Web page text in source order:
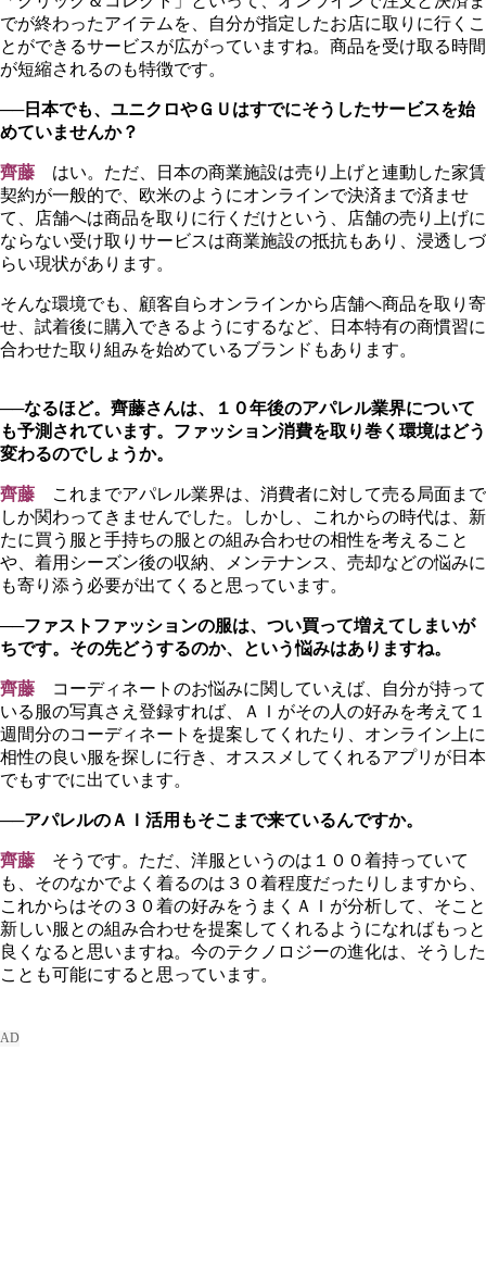
でが終わったアイテムを、自分が指定したお店に取りに行くこ
とができるサービスが広がっていますね。商品を受け取る時間
が短縮されるのも特徴です。
──日本でも、ユニクロやＧＵはすでにそうしたサービスを始
めていませんか？
齊藤 はい。ただ、日本の商業施設は売り上げと連動した家賃
契約が一般的で、欧米のようにオンラインで決済まで済ませ
て、店舗へは商品を取りに行くだけという、店舗の売り上げに
ならない受け取りサービスは商業施設の抵抗もあり、浸透しづ
らい現状があります。
そんな環境でも、顧客自らオンラインから店舗へ商品を取り寄
せ、試着後に購入できるようにするなど、日本特有の商慣習に
合わせた取り組みを始めているブランドもあります。
──なるほど。齊藤さんは、１０年後のアパレル業界について
も予測されています。ファッション消費を取り巻く環境はどう
変わるのでしょうか。
齊藤 これまでアパレル業界は、消費者に対して売る局面まで
しか関わってきませんでした。しかし、これからの時代は、新
たに買う服と手持ちの服との組み合わせの相性を考えること
や、着用シーズン後の収納、メンテナンス、売却などの悩みに
も寄り添う必要が出てくると思っています。
──ファストファッションの服は、つい買って増えてしまいが
ちです。その先どうするのか、という悩みはありますね。
齊藤 コーディネートのお悩みに関していえば、自分が持って
いる服の写真さえ登録すれば、ＡＩがその人の好みを考えて１
週間分のコーディネートを提案してくれたり、オンライン上に
相性の良い服を探しに行き、オススメしてくれるアプリが日本
でもすでに出ています。
──アパレルのＡＩ活用もそこまで来ているんですか。
齊藤 そうです。ただ、洋服というのは１００着持っていて
も、そのなかでよく着るのは３０着程度だったりしますから、
これからはその３０着の好みをうまくＡＩが分析して、そこと
新しい服との組み合わせを提案してくれるようになればもっと
良くなると思いますね。今のテクノロジーの進化は、そうした
ことも可能にすると思っています。